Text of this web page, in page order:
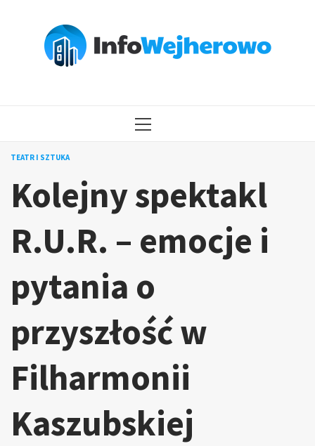
MENU
TEATR I SZTUKA
Kolejny spektakl
R.U.R. – emocje i
pytania o
przyszłość w
Filharmonii
Kaszubskiej